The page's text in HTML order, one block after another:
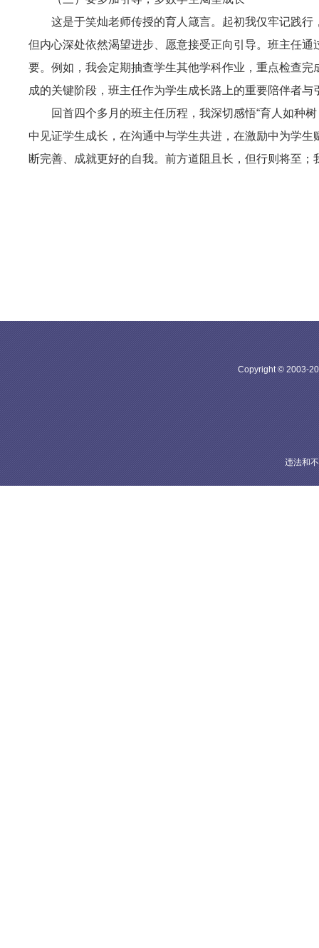
这是于笑灿老师传授的育人箴言。起初我仅牢记践
但内心深处依然渴望进步、愿意接受正向引导。班主任
要。例如，我会定期抽查学生其他学科作业，重点检查
成的关键阶段，班主任作为学生成长路上的重要陪伴者
回首四个多月的班主任历程，我深切感悟“育人如种
中见证学生成长，在沟通中与学生共进，在激励中为学
断完善、成就更好的自我。前方道阻且长，但行则将至
Copyright © 2003-
违法和